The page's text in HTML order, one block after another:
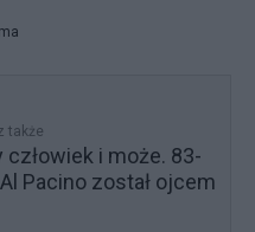
także
człowiek i może. 83-
Pacino został ojcem